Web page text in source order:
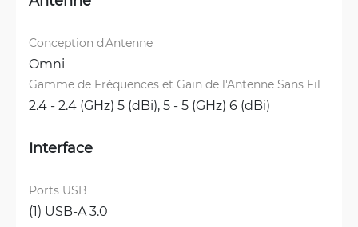
Conception d'Antenne
Omni
Gamme de Fréquences et Gain de l'Antenne Sans Fil
2.4 - 2.4 (GHz) 5 (dBi), 5 - 5 (GHz) 6 (dBi)
Interface
Ports USB
(1) USB-A 3.0